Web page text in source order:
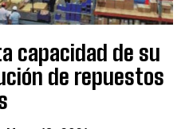
capacidad de su
de repuestos